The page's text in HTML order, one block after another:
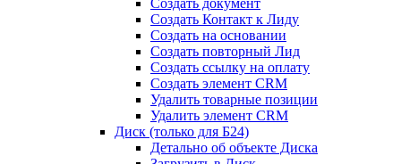
Создать документ
Создать Контакт к Лиду
Создать на основании
Создать повторный Лид
Создать ссылку на оплату
Создать элемент CRM
Удалить товарные позиции
Удалить элемент CRM
Диск (только для Б24)
Детально об объекте Диска